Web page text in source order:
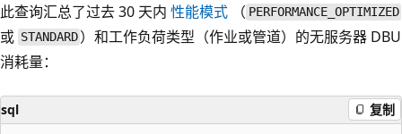
此查询汇总了过去 30 天内 性能模式 （ PERFORMANCE_OPTIMIZED
或 STANDARD ）和工作负荷类型（作业或管道）的无服务器 DBU
消耗量：
sql 复制